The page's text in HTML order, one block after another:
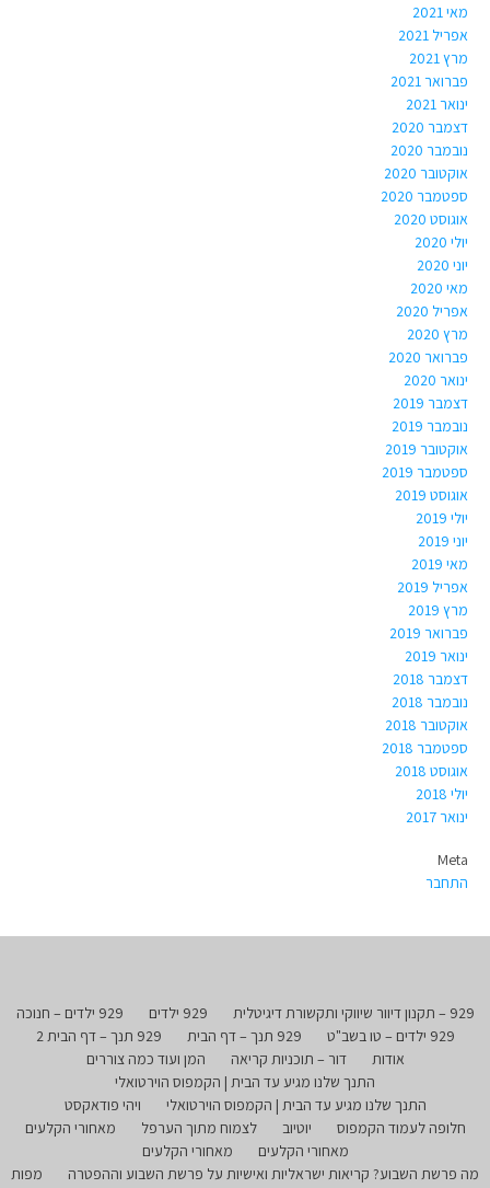
מאי 2021
אפריל 2021
מרץ 2021
פברואר 2021
ינואר 2021
דצמבר 2020
נובמבר 2020
אוקטובר 2020
ספטמבר 2020
אוגוסט 2020
יולי 2020
יוני 2020
מאי 2020
אפריל 2020
מרץ 2020
פברואר 2020
ינואר 2020
דצמבר 2019
נובמבר 2019
אוקטובר 2019
ספטמבר 2019
אוגוסט 2019
יולי 2019
יוני 2019
מאי 2019
אפריל 2019
מרץ 2019
פברואר 2019
ינואר 2019
דצמבר 2018
נובמבר 2018
אוקטובר 2018
ספטמבר 2018
אוגוסט 2018
יולי 2018
ינואר 2017
Meta
התחבר
929 – תקנון דיוור שיווקי ותקשורת דיגיטלית 929 ילדים
929 ילדים – חנוכה
929 ילדים – טו בשב"ט
929 תנך – דף הבית
929 תנך – דף הבית 2
אודות
דור – תוכניות קריאה
המן ועוד כמה צוררים
התנך שלנו מגיע עד הבית | הקמפוס הוירטואלי
התנך שלנו מגיע עד הבית | הקמפוס הוירטואלי
ויהי פודאקסט
חלופה לעמוד הקמפוס
יוטיוב לצמוח מתוך הערפל
מאחורי הקלעים
מאחורי הקלעים
מאחורי הקלעים
מה פרשת השבוע? קריאות ישראליות ואישיות על פרשת השבוע וההפטרה
מפות